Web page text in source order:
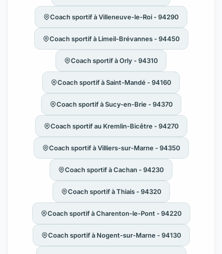
Coach sportif à Villeneuve-le-Roi - 94290
Coach sportif à Limeil-Brévannes - 94450
Coach sportif à Orly - 94310
Coach sportif à Saint-Mandé - 94160
Coach sportif à Sucy-en-Brie - 94370
Coach sportif au Kremlin-Bicêtre - 94270
Coach sportif à Villiers-sur-Marne - 94350
Coach sportif à Cachan - 94230
Coach sportif à Thiais - 94320
Coach sportif à Charenton-le-Pont - 94220
Coach sportif à Nogent-sur-Marne - 94130